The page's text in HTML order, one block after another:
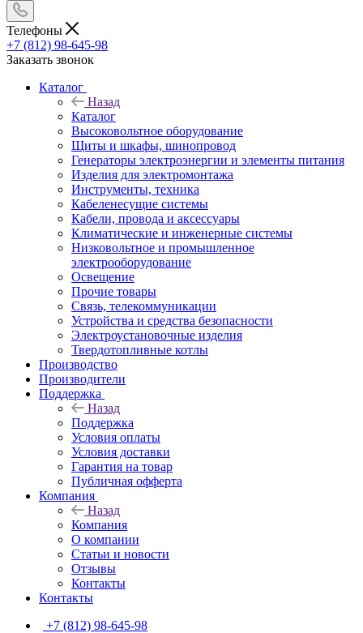
Телефоны
+7 (812) 98-645-98
Заказать звонок
Каталог
Назад
Каталог
Высоковольтное оборудование
Щиты и шкафы, шинопровод
Генераторы электроэнергии и элементы питания
Изделия для электромонтажа
Инструменты, техника
Кабеленесущие системы
Кабели, провода и аксессуары
Климатические и инженерные системы
Низковольтное и промышленное
электрооборудование
Освещение
Прочие товары
Связь, телекоммуникации
Устройства и средства безопасности
Электроустановочные изделия
Твердотопливные котлы
Производство
Производители
Поддержка
Назад
Поддержка
Условия оплаты
Условия доставки
Гарантия на товар
Публичная офферта
Компания
Назад
Компания
О компании
Статьи и новости
Отзывы
Контакты
Контакты
+7 (812) 98-645-98